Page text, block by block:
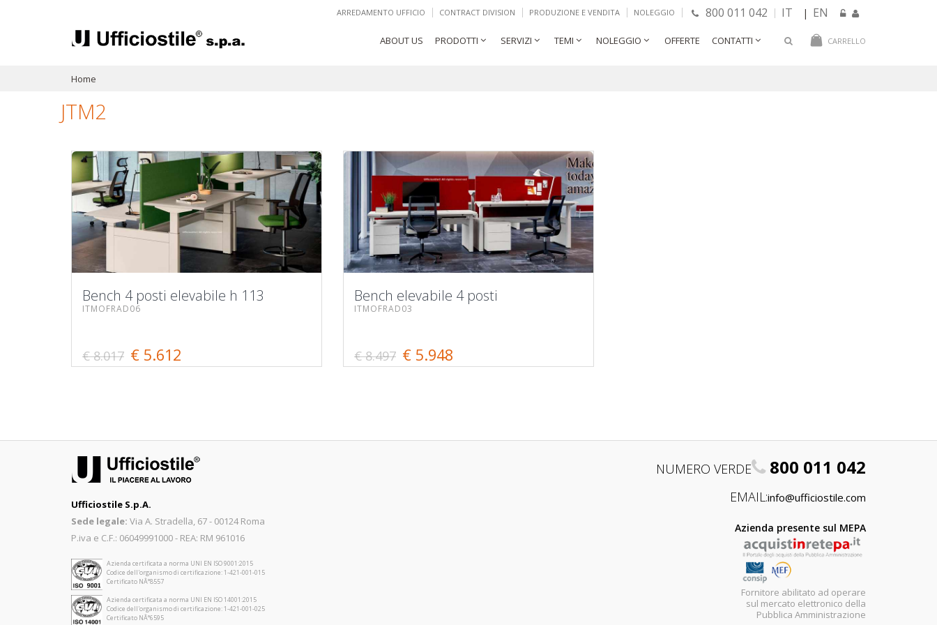
ARREDAMENTO UFFICIO CONTRACT DIVISION PRODUZIONE E VENDITA NOLEGGIO 800 011 042 IT | EN
CARRELLO
ABOUT US PRODOTTI SERVIZI TEMI NOLEGGIO OFFERTE CONTATTI
Home
JTM2
Bench 4 posti elevabile h 113
ITMOFRAD06
€ 8.017 € 5.612
Bench elevabile 4 posti
ITMOFRAD03
€ 8.497 € 5.948
Ufficiostile S.p.A.
Sede legale: Via A. Stradella, 67 - 00124 Roma
P.iva e C.F.: 06049991000 - REA: RM 961016
Azienda certificata a norma UNI EN ISO 9001:2015
Codice dell'organismo di certificazione: 1-421-001-015
Certificato NÂ°8557
Azienda certificata a norma UNI EN ISO 14001:2015
Codice dell'organismo di certificazione: 1-421-001-025
Certificato NÂ°6595
NUMERO VERDE 800 011 042
EMAIL:info@ufficiostile.com
Azienda presente sul MEPA
Fornitore abilitato ad operare
sul mercato elettronico della
Pubblica Amministrazione